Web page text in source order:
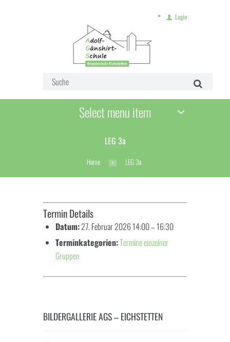
Login
Select menu item
LEG 3a
Home LEG 3a
Termin Details
Datum:27. Februar 2026 14:00–16:30
Terminkategorien:Termine einzelner
Gruppen
BILDERGALLERIE AGS – EICHSTETTEN